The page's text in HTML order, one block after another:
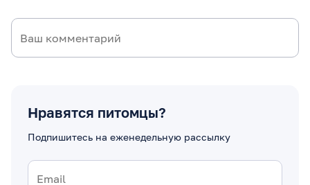
Нравятся питомцы?
Подпишитесь на еженедельную рассылку